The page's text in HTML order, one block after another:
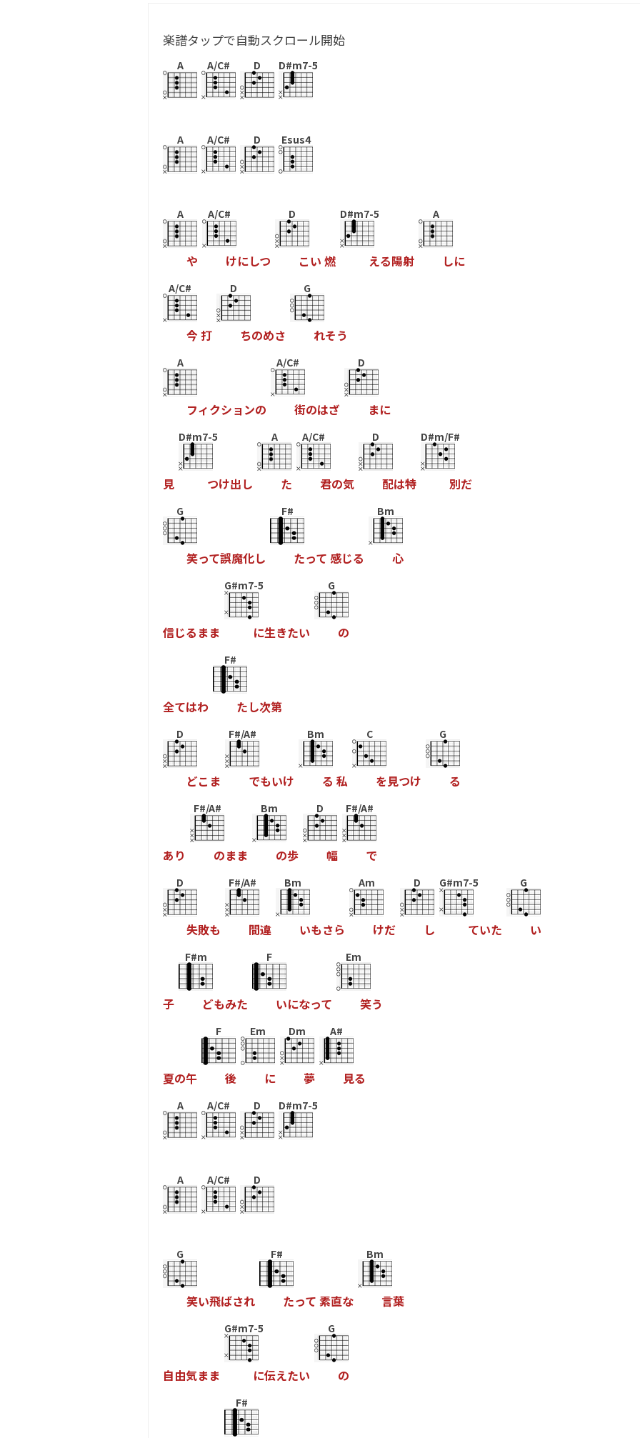
楽譜タップで自動スクロール開始
A A/C# D D#m7-5
A A/C# D Esus4
A
や
A/C#
けにしつ
D
こい 燃
D#m7-5
える陽射
A
しに
A/C#
今 打
D
ちのめさ
G
れそう
A
フィクショ ンの
A/C#
街のはざ
D
まに
見
D#m7-5
つけ出し
A
た
A/C#
君の気
D
配は特
D#m/F#
別だ
G
笑って誤魔化し
F#
たって 感じる
Bm
心
信じる まま
G#m7-5
に生きたい
G
の
全てはわ
F#
たし次第
D
どこ ま
F#/A#
でもいけ
Bm
る 私
C
を見つけ
G
る
あ り
F#/A#
のまま
Bm
の歩
D
幅
F#/A#
で
D
失敗も
F#/A#
間違
Bm
いもさら
Am
けだ
D
し
G#m7-5
ていた
G
い
子
F#m
どもみた
F
いになって
Em
笑う
夏の午
F
後
Em
に
Dm
夢
A#
見る
A A/C# D D#m7-5
A A/C# D
G
笑い飛ばされ
F#
たって 素直な
Bm
言葉
自由気まま
G#m7-5
に伝えたい
G
の
F#